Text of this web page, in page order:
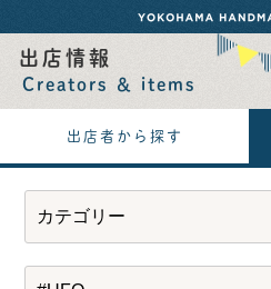
出店情報
Creators ＆ items
出店者から探す